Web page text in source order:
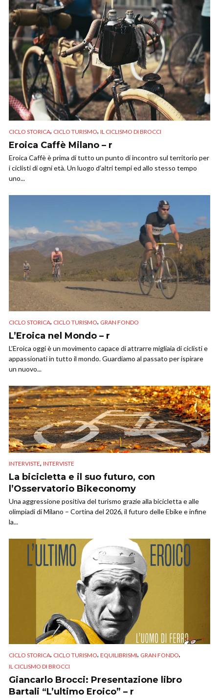
CICLO STORICA, CICLO TURISMO, IL CICLISMO DI BROCCI
Eroica Caffè Milano – r
Eroica Caffè è prima di tutto un punto di incontro sul territorio per
i ciclisti di ogni età. Un luogo d’altri tempi ed allo stesso tempo
uno...
CICLO STORICA, CICLO TURISMO, GRAN FONDO
L’Eroica nel Mondo – r
L’Eroica oggi è un movimento capace di attrarre migliaia di ciclisti e
appassionati in tutto il mondo. Guardiamo al passato per ispirare
un nuovo...
INTERVISTE, INTERVISTE
La bicicletta e il suo futuro, con
l’Osservatorio Bikeconomy
Una aggressione positiva del turismo grazie alla bicicletta e alle
olimpiadi di Milano – Cortina del 2026, il futuro delle Ebike e infine
la...
CICLO STORICA, CICLO TURISMO, EQUILIBRISMI, GRAN FONDO,
IL CICLISMO DI BROCCI
Giancarlo Brocci: Presentazione libro
Bartali “L’ultimo Eroico” – r